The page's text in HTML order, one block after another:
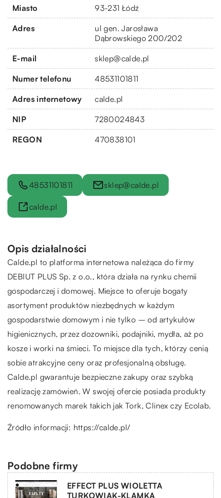
Miasto 93-231 Łódź
Adres
ul gen. Jarosława
Dąbrowskiego 200/202
E-mail sklep@calde.pl
Numer telefonu 48531101811
Adres internetowy calde.pl
NIP 7280024843
REGON 470838101
48531101811 sklep@calde.pl
calde.pl
Opis działalności
Calde.pl to platforma internetowa należąca do firmy
DEBIUT PLUS Sp. z o.o., która działa na rynku chemii
gospodarczej i domowej. Miejsce to oferuje bogaty
asortyment produktów niezbędnych w każdym
gospodarstwie domowym i nie tylko – od artykułów
higienicznych, przez dozowniki, podajniki, mydła, aż po
kosze i worki na śmieci. To miejsce dla tych, którzy cenią
sobie atrakcyjne ceny oraz profesjonalną obsługę.
Calde.pl gwarantuje bezpieczne zakupy oraz szybką
realizację zamówień. W swojej ofercie posiada produkty
renomowanych marek takich jak Tork, Clinex czy Ecolab.
Źródło informacji: https://calde.pl/
Podobne firmy
EFFECT PLUS WIOLETTA
TURKOWIAK-KLAMKA